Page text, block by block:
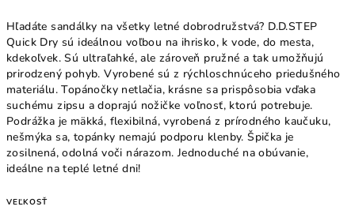
Hľadáte sandálky na všetky letné dobrodružstvá? D.D.STEP
Quick Dry sú ideálnou voľbou na ihrisko, k vode, do mesta,
kdekoľvek. Sú ultraľahké, ale zároveň pružné a tak umožňujú
prirodzený pohyb. Vyrobené sú z rýchloschnúceho priedušného
materiálu. Topánočky netlačia, krásne sa prispôsobia vďaka
suchému zipsu a doprajú nožičke voľnosť, ktorú potrebuje.
Podrážka je mäkká, flexibilná, vyrobená z prírodného kaučuku,
nešmýka sa, topánky nemajú podporu klenby. Špička je
zosilnená, odolná voči nárazom. Jednoduché na obúvanie,
ideálne na teplé letné dni!
VEĽKOSŤ